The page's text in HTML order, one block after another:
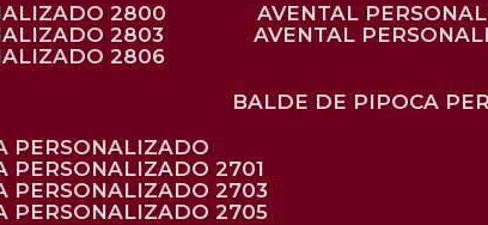
2800
AVENTAL
2803
AVENTAL
2806
BALDE DE PIPOCA
PERSONALIZADO
PERSONALIZADO 2701
PERSONALIZADO 2703
PERSONALIZADO 2705